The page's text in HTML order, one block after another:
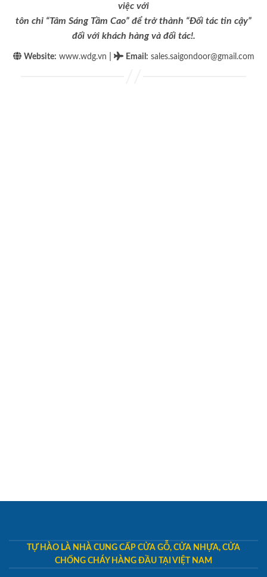
việc với
tôn chỉ “Tâm Sáng Tầm Cao” để trở thành “Đối tác tin cậy”
đối với khách hàng và đối tác!.
Website: www.wdg.vn Email : sales.saigondoor@gmail.com
TỰ HÀO LÀ NHÀ CUNG CẤP CỬA GỖ, CỬA NHỰA, CỬA
CHỐNG CHÁY HÀNG ĐẦU TẠI VIỆT NAM